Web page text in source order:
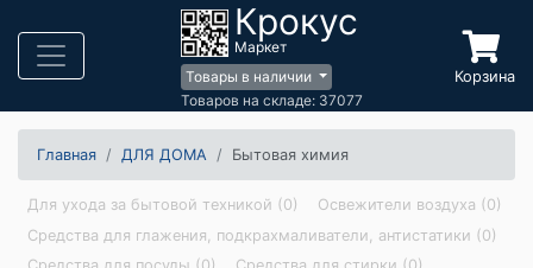
Крокус
Маркет
Товары в наличии
Товаров на складе: 37077
Корзина
Главная ДЛЯ ДОМА Бытовая химия
Для ухода за бытовой техникой (0)
Освежители воздуха (0)
Средства для глажения, подкрахмаливатели, антистатики (0)